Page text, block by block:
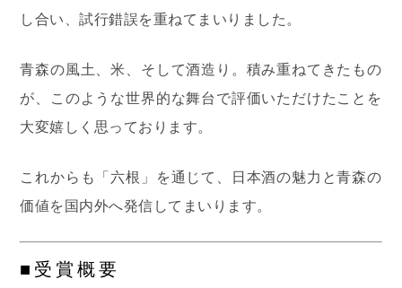
し合い、試行錯誤を重ねてまいりました。
青森の風土、米、そして酒造り。積み重ねてきたもの
が、このような世界的な舞台で評価いただけたことを
大変嬉しく思っております。
これからも「六根」を通じて、日本酒の魅力と青森の
価値を国内外へ発信してまいります。
■受賞概要